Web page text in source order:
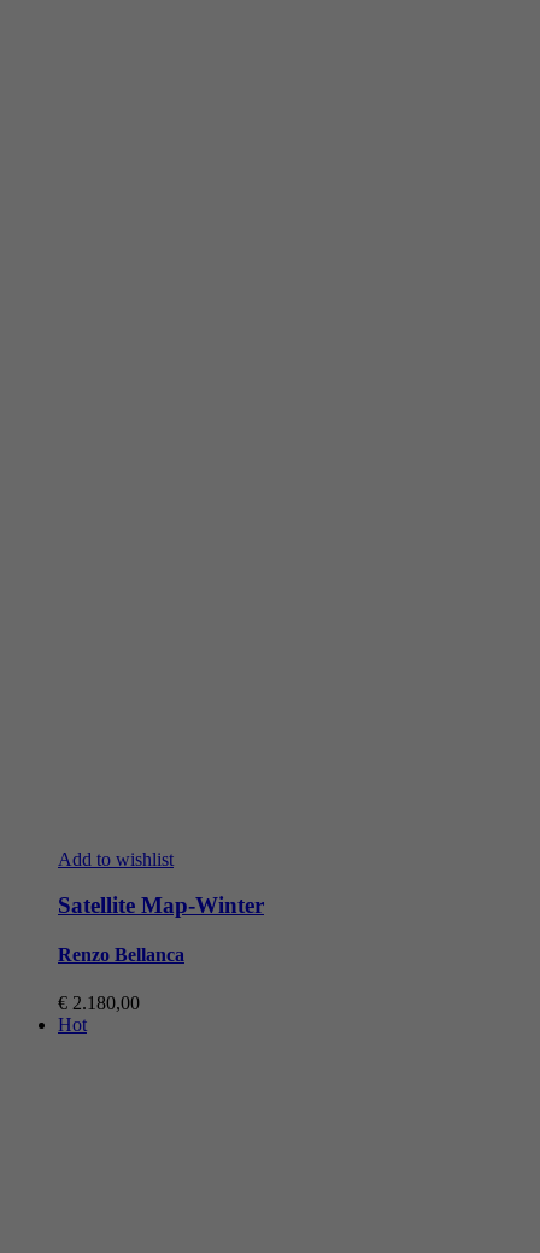
Add to wishlist
Satellite Map-Winter
Renzo Bellanca
€ 2.180,00
Hot